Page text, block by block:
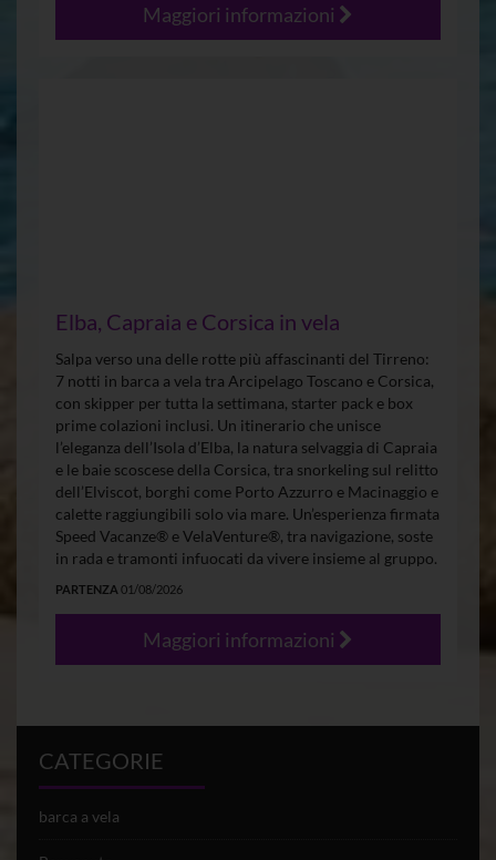
Maggiori informazioni
Elba, Capraia e Corsica in vela
Salpa verso una delle rotte più affascinanti del Tirreno:
7 notti in barca a vela tra Arcipelago Toscano e Corsica,
con skipper per tutta la settimana, starter pack e box
prime colazioni inclusi. Un itinerario che unisce
l’eleganza dell’Isola d’Elba, la natura selvaggia di Capraia
e le baie scoscese della Corsica, tra snorkeling sul relitto
dell’Elviscot, borghi come Porto Azzurro e Macinaggio e
calette raggiungibili solo via mare. Un’esperienza firmata
Speed Vacanze® e VelaVenture®, tra navigazione, soste
in rada e tramonti infuocati da vivere insieme al gruppo.
PARTENZA 01/08/2026
Maggiori informazioni
CATEGORIE
barca a vela